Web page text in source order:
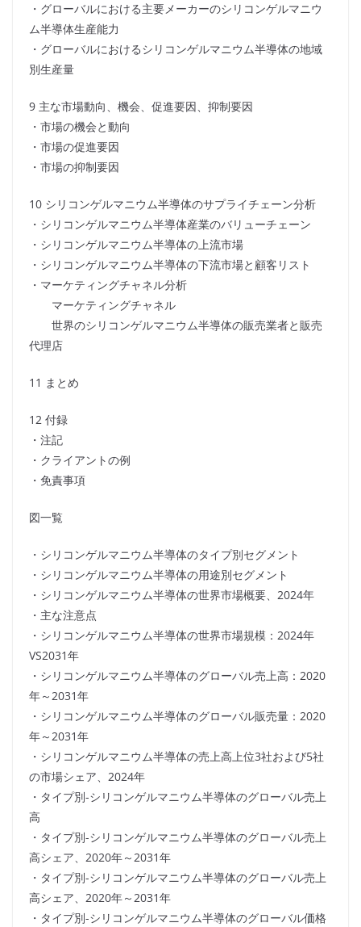
・グローバルにおける主要メーカーのシリコンゲルマニウ
ム半導体生産能力
・グローバルにおけるシリコンゲルマニウム半導体の地域
別生産量
9 主な市場動向、機会、促進要因、抑制要因
・市場の機会と動向
・市場の促進要因
・市場の抑制要因
10 シリコンゲルマニウム半導体のサプライチェーン分析
・シリコンゲルマニウム半導体産業のバリューチェーン
・シリコンゲルマニウム半導体の上流市場
・シリコンゲルマニウム半導体の下流市場と顧客リスト
・マーケティングチャネル分析
マーケティングチャネル
世界のシリコンゲルマニウム半導体の販売業者と販売
代理店
11 まとめ
12 付録
・注記
・クライアントの例
・免責事項
図一覧
・シリコンゲルマニウム半導体のタイプ別セグメント
・シリコンゲルマニウム半導体の用途別セグメント
・シリコンゲルマニウム半導体の世界市場概要、2024年
・主な注意点
・シリコンゲルマニウム半導体の世界市場規模：2024年
VS2031年
・シリコンゲルマニウム半導体のグローバル売上高：2020
年～2031年
・シリコンゲルマニウム半導体のグローバル販売量：2020
年～2031年
・シリコンゲルマニウム半導体の売上高上位3社および5社
の市場シェア、2024年
・タイプ別-シリコンゲルマニウム半導体のグローバル売上
高
・タイプ別-シリコンゲルマニウム半導体のグローバル売上
高シェア、2020年～2031年
・タイプ別-シリコンゲルマニウム半導体のグローバル売上
高シェア、2020年～2031年
・タイプ別-シリコンゲルマニウム半導体のグローバル価格